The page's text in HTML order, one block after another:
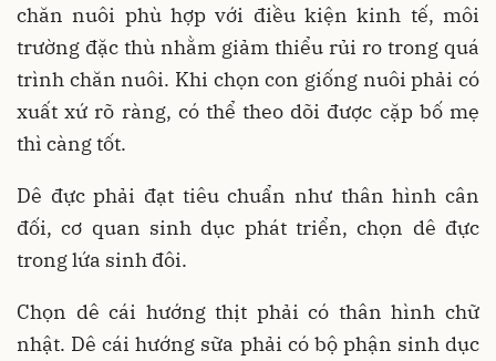
chăn nuôi phù hợp với điều kiện kinh tế, môi
trường đặc thù nhằm giảm thiểu rủi ro trong quá
trình chăn nuôi. Khi chọn con giống nuôi phải có
xuất xứ rõ ràng, có thể theo dõi được cặp bố mẹ
thì càng tốt.
Dê đực phải đạt tiêu chuẩn như thân hình cân
đối, cơ quan sinh dục phát triển, chọn dê đực
trong lứa sinh đôi.
Chọn dê cái hướng thịt phải có thân hình chữ
nhật. Dê cái hướng sữa phải có bộ phận sinh dục